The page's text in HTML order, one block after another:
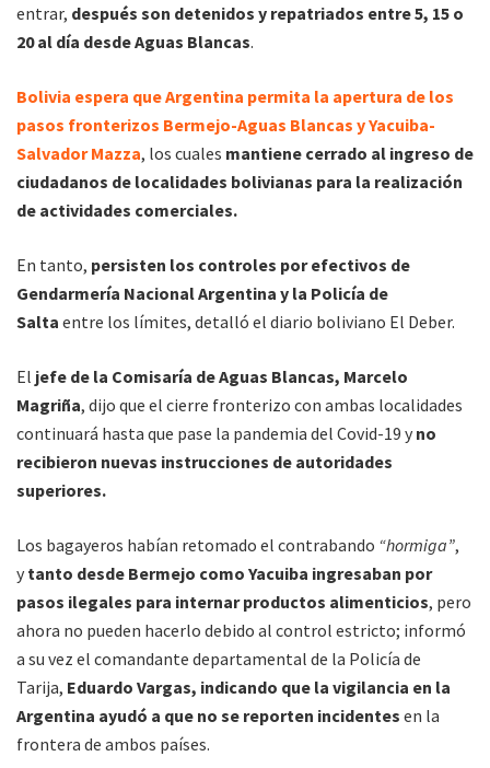
entrar, después son detenidos y repatriados entre 5, 15 o
20 al día desde Aguas Blancas.
Bolivia espera que Argentina permita la apertura de los
pasos fronterizos Bermejo-Aguas Blancas y Yacuiba-
Salvador Mazza, los cuales mantiene cerrado al ingreso de
ciudadanos de localidades bolivianas para la realización
de actividades comerciales.
En tanto, persisten los controles por efectivos de
Gendarmería Nacional Argentina y la Policía de
Salta entre los límites, detalló el diario boliviano El Deber.
El jefe de la Comisaría de Aguas Blancas, Marcelo
Magriña, dijo que el cierre fronterizo con ambas localidades
continuará hasta que pase la pandemia del Covid-19 y no
recibieron nuevas instrucciones de autoridades
superiores.
Los bagayeros habían retomado el contrabando “hormiga”,
y tanto desde Bermejo como Yacuiba ingresaban por
pasos ilegales para internar productos alimenticios, pero
ahora no pueden hacerlo debido al control estricto; informó
a su vez el comandante departamental de la Policía de
Tarija, Eduardo Vargas, indicando que la vigilancia en la
Argentina ayudó a que no se reporten incidentes en la
frontera de ambos países.